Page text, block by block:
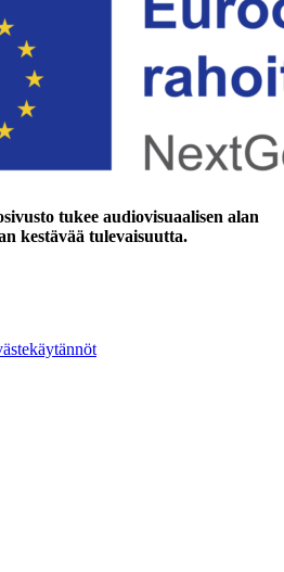
tukee audiovisuaalisen alan
kestävää tulevaisuutta.